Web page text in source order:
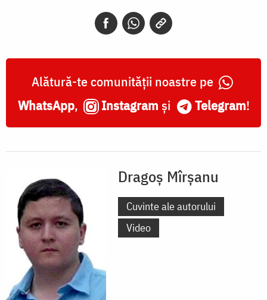
Alătură-te comunității noastre pe
WhatsApp, Instagram și Telegram!
Dragoș Mîrșanu
Cuvinte ale autorului
Video